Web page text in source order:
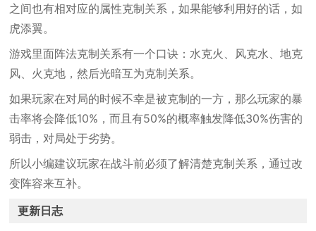
之间也有相对应的属性克制关系，如果能够利用好的话，如
虎添翼。
游戏里面阵法克制关系有一个口诀：水克火、风克水、地克
风、火克地，然后光暗互为克制关系。
如果玩家在对局的时候不幸是被克制的一方，那么玩家的暴
击率将会降低10%，而且有50%的概率触发降低30%伤害的
弱击，对局处于劣势。
所以小编建议玩家在战斗前必须了解清楚克制关系，通过改
变阵容来互补。
更新日志